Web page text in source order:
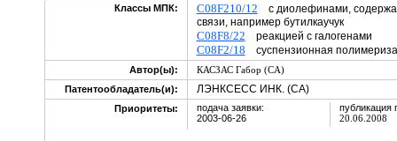
Классы МПК: C08F210/12 с диолефинами,
связи, например бутилкаучук
C08F8/22 реакцией с галогенами
C08F2/18 суспензионная
Автор(ы):
КАСЗАС Габор (CA)
Патентообладатель(и):
ЛЭНКСЕСС ИНК. (CA)
Приоритеты:
подача заявки:
2003-06-26
публикация
20.06.2008